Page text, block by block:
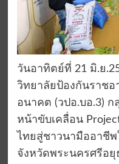
วันอาทิตย์ที่ 21 มิ.ย
วิทยาลัยป้องกันราช
อนาคต (วปอ.บอ.3)
หน้าขับเคลื่อน
ไทยสู่ชาวนามืออาชี
จังหวัดพระนครศรีอยุ